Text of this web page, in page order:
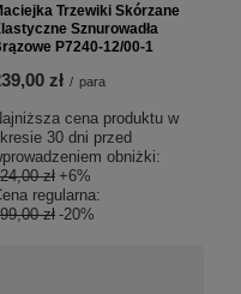
Trzewiki Skórzane
Sznurowadła
P7240-12/00-1
zł / para
cena produktu w
30 dni przed
obniżki:
zł +6%
regularna:
zł -20%